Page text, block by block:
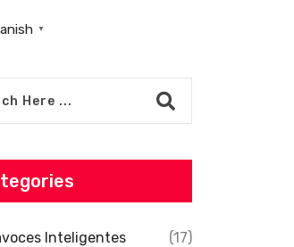
▼
Inteligentes (17)